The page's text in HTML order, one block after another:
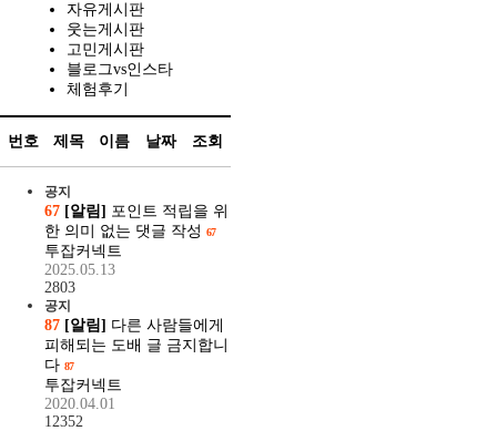
자유게시판
웃는게시판
고민게시판
블로그vs인스타
체험후기
번호 제목 이름 날짜 조회
공지
67 [알림] 포인트 적립을 위
한 의미 없는 댓글 작성 67
투잡커넥트
2025.05.13
2803
공지
87 [알림] 다른 사람들에게
피해되는 도배 글 금지합니
다 87
투잡커넥트
2020.04.01
12352